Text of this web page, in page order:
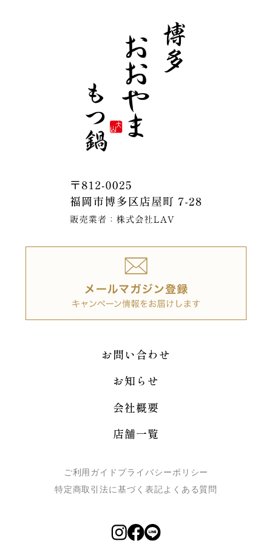
お問い合わせ
お知らせ
会社概要
店舗一覧
ご利用ガイド プライバシーポリシー
特定商取引法に基づく表記よくある質問